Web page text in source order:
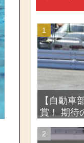
【自動車
賞！ 期待
大会2026